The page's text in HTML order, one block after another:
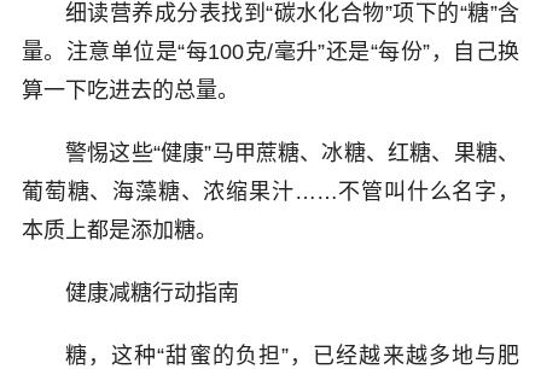
细读营养成分表找到“碳水化合物”项下的“糖”含
量。注意单位是“每100克/毫升”还是“每份”，自己换
算一下吃进去的总量。
警惕这些“健康”马甲蔗糖、冰糖、红糖、果糖、
葡萄糖、海藻糖、浓缩果汁……不管叫什么名字，
本质上都是添加糖。
健康减糖行动指南
糖，这种“甜蜜的负担”，已经越来越多地与肥